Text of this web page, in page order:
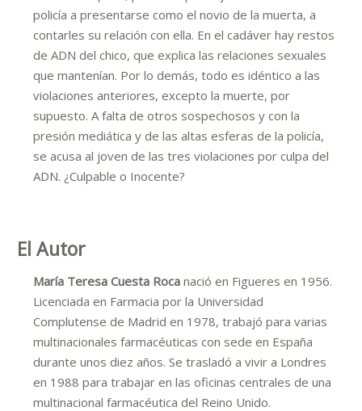
policía a presentarse como el novio de la muerta, a
contarles su relación con ella. En el cadáver hay restos
de ADN del chico, que explica las relaciones sexuales
que mantenían. Por lo demás, todo es idéntico a las
violaciones anteriores, excepto la muerte, por
supuesto. A falta de otros sospechosos y con la
presión mediática y de las altas esferas de la policía,
se acusa al joven de las tres violaciones por culpa del
ADN. ¿Culpable o Inocente?
El Autor
María Teresa Cuesta Roca nació en Figueres en 1956.
Licenciada en Farmacia por la Universidad
Complutense de Madrid en 1978, trabajó para varias
multinacionales farmacéuticas con sede en España
durante unos diez años. Se trasladó a vivir a Londres
en 1988 para trabajar en las oficinas centrales de una
multinacional farmacéutica del Reino Unido.